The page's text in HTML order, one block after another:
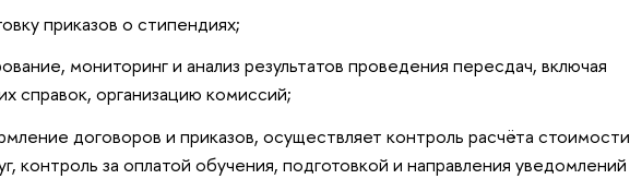
приказов о стипендиях;
мониторинг и анализ результатов проведения пересдач, включая
справок, организацию комиссий;
договоров и приказов, осуществляет контроль расчёта стоимости
контроль за оплатой обучения, подготовкой и направления уведомлений